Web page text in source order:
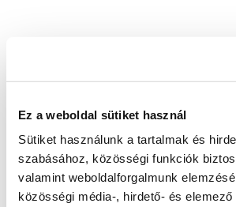
Ez a weboldal sütiket használ
Sütiket használunk a tartalmak és
szabásához, közösségi funkciók
valamint weboldalforgalmunk
közösségi média-, hirdető- és
Válogatott kérdések és
Nyelvi égő érzés lepedék
László